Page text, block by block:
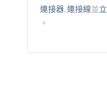
連接器,連接線並
。